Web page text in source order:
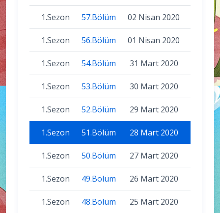
1.Sezon 57.Bölüm 02 Nisan 2020
1.Sezon 56.Bölüm 01 Nisan 2020
1.Sezon 54.Bölüm 31 Mart 2020
1.Sezon 53.Bölüm 30 Mart 2020
1.Sezon 52.Bölüm 29 Mart 2020
1.Sezon 51.Bölüm 28 Mart 2020
1.Sezon 50.Bölüm 27 Mart 2020
1.Sezon 49.Bölüm 26 Mart 2020
1.Sezon 48.Bölüm 25 Mart 2020